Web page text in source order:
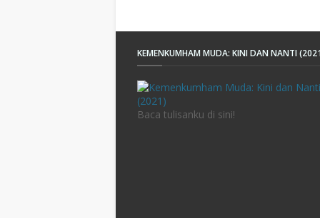
KEMENKUMHAM MUDA: KINI DAN NANTI
Baca tulisanku di sini!